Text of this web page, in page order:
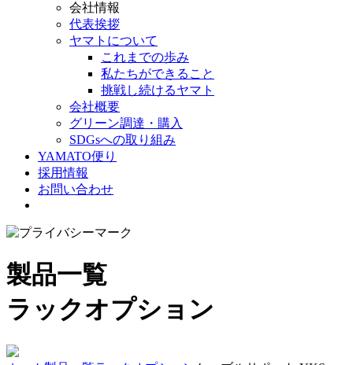
会社情報
代表挨拶
ヤマトについて
これまでの歩み
私たちができること
挑戦し続けるヤマト
会社概要
グリーン調達・購入
SDGsへの取り組み
YAMATO便り
採用情報
お問い合わせ
製品一覧
ラックオプション